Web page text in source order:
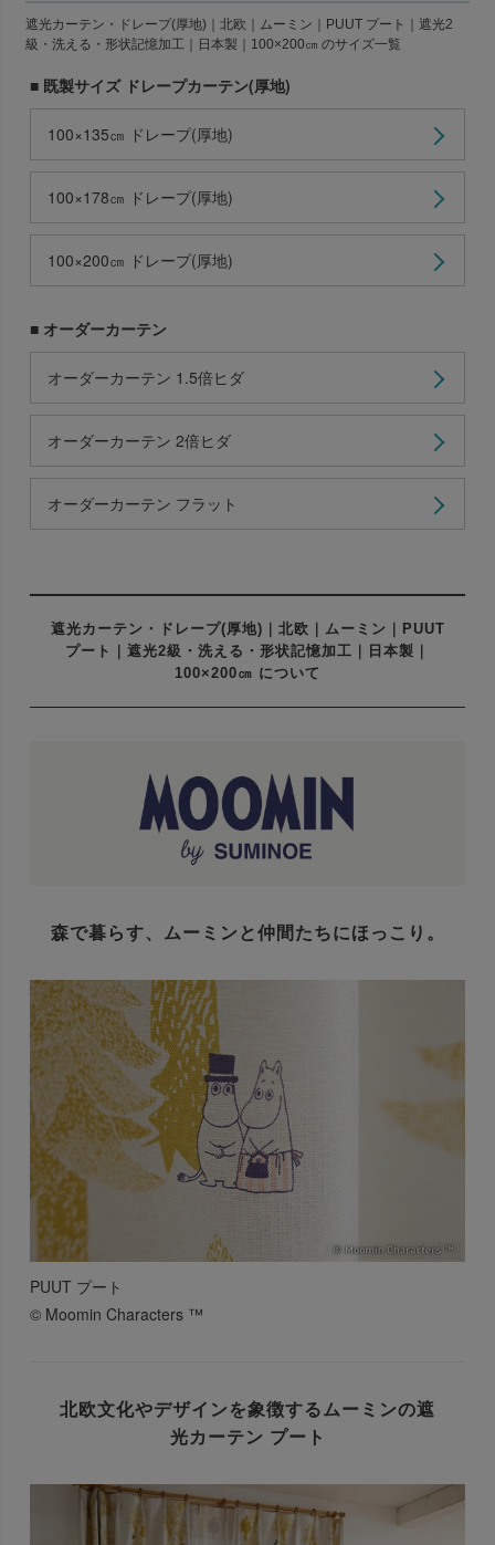
遮光カーテン・ドレープ(厚地)｜北欧｜ムーミン｜PUUT プート｜遮光2
級・洗える・形状記憶加工｜日本製｜100×200㎝ のサイズ一覧
■ 既製サイズ ドレープカーテン(厚地)
100×135㎝ ドレープ(厚地)
100×178㎝ ドレープ(厚地)
100×200㎝ ドレープ(厚地)
■ オーダーカーテン
オーダーカーテン 1.5倍ヒダ
オーダーカーテン 2倍ヒダ
オーダーカーテン フラット
遮光カーテン・ドレープ(厚地)｜北欧｜ムーミン｜PUUT
プート｜遮光2級・洗える・形状記憶加工｜日本製｜
100×200㎝ について
森で暮らす、ムーミンと仲間たちにほっこり。
PUUT プート
© Moomin Characters ™
北欧文化やデザインを象徴するムーミンの遮
光カーテン プート